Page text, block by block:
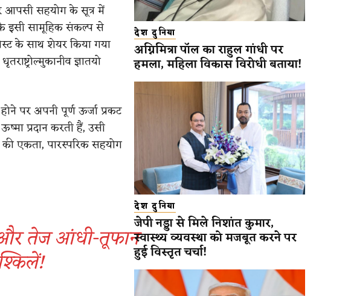
आपसी सहयोग के सूत्र में
के इसी सामूहिक संकल्प से
के साथ शेयर किया गया
ज्ञातयो
पर अपनी पूर्ण ऊर्जा प्रकट
प्रदान करती हैं, उसी
एकता, पारस्परिक सहयोग
और तेज आंधी-तूफान
देश दुनिया
अग्निमित्रा पॉल का राहुल गांधी पर
हमला, महिला विकास विरोधी बताया!
देश दुनिया
जेपी नड्डा से मिले निशांत कुमार,
स्वास्थ्य व्यवस्था को मजबूत करने पर
हुई विस्तृत चर्चा!